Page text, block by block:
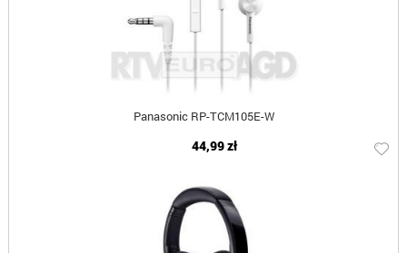
Panasonic RP-TCM105E-W
44,99 zł